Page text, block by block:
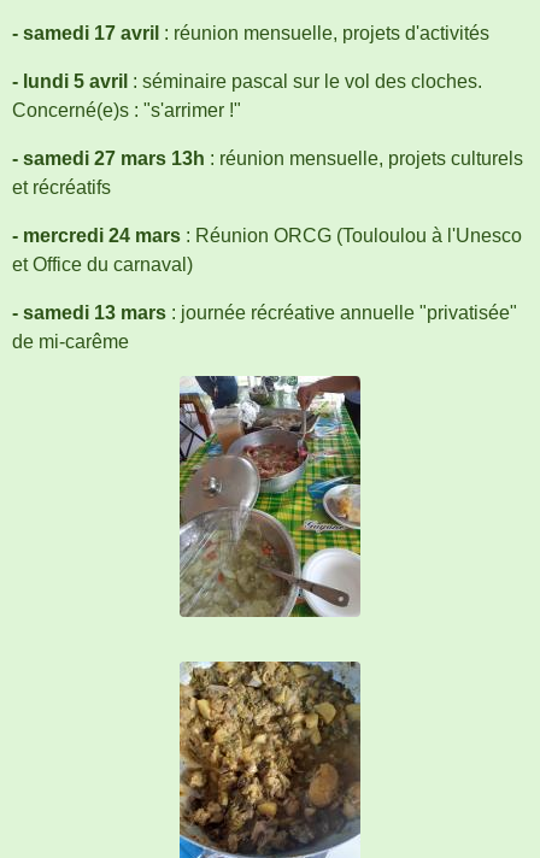
- samedi 17 avril : réunion mensuelle, projets d'activités
- lundi 5 avril : séminaire pascal sur le vol des cloches.
Concerné(e)s : "s'arrimer !"
- samedi 27 mars 13h : réunion mensuelle, projets culturels
et récréatifs
- mercredi 24 mars : Réunion ORCG (Touloulou à l'Unesco
et Office du carnaval)
- samedi 13 mars : journée récréative annuelle "privatisée"
de mi-carême